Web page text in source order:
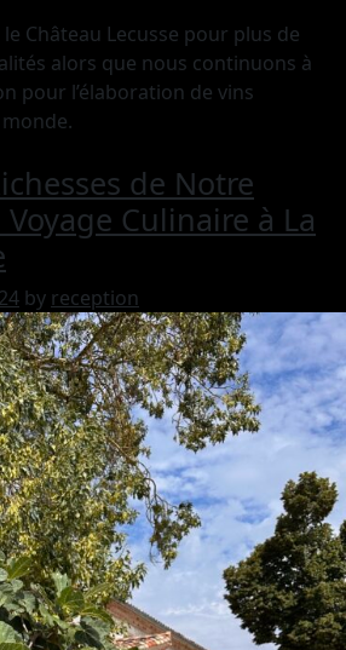
Château Lecusse pour plus de
alors que nous continuons à
pour l’élaboration de vins
de Notre
Culinaire à La
by reception